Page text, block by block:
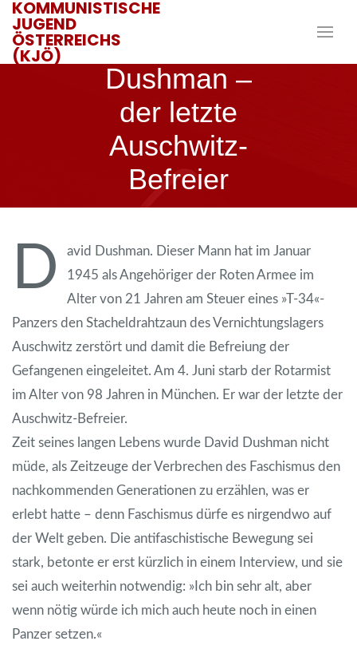
KOMMUNISTISCHE
JUGEND
ÖSTERREICHS
(KJÖ)
Dushman –
der letzte
Auschwitz-
Befreier
D
avid Dushman. Dieser Mann hat im Januar
1945 als Angehöriger der Roten Armee im
Alter von 21 Jahren am Steuer eines »T-34«-
Panzers den Stacheldrahtzaun des Vernichtungslagers
Auschwitz zerstört und damit die Befreiung der
Gefangenen eingeleitet. Am 4. Juni starb der Rotarmist
im Alter von 98 Jahren in München. Er war der letzte der
Auschwitz-Befreier.
Zeit seines langen Lebens wurde David Dushman nicht
müde, als Zeitzeuge der Verbrechen des Faschismus den
nachkommenden Generationen zu erzählen, was er
erlebt hatte – denn Faschismus dürfe es nirgendwo auf
der Welt geben. Die antifaschistische Bewegung sei
stark, betonte er erst kürzlich in einem Interview, und sie
sei auch weiterhin notwendig: »Ich bin sehr alt, aber
wenn nötig würde ich mich auch heute noch in einen
Panzer setzen.«